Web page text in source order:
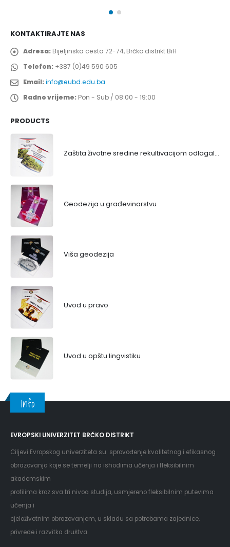
KONTAKTIRAJTE NAS
Adresa: Bijeljinska cesta 72-74, Brčko distrikt BiH
Telefon: +387 (0)49 590 605
Email:info@eubd.edu.ba
Radno vrijeme: Pon - Sub / 08:00 - 19:00
PRODUCTS
Zaštita životne sredine rekultivacijom odlagališta
Geodezija u građevinarstvu
Viša geodezija
Uvod u pravo
Uvod u opštu lingvistiku
Info
EVROPSKI UNIVERZITET BRČKO DISTRIKT
Ciljevi Evropskog univerziteta su: sprovođenje kvalitetnog i efikasnog
obrazovanja koje se temelji na ishodima učenja i fleksibilnim
akademskim
profilima kroz sva tri nivoa studija, usmjereno fleksibilnim putevima
učenja i
cjeloživotnim obrazovanjem, u skladu sa potrebama zajednice,
privrede i razvitka društva.